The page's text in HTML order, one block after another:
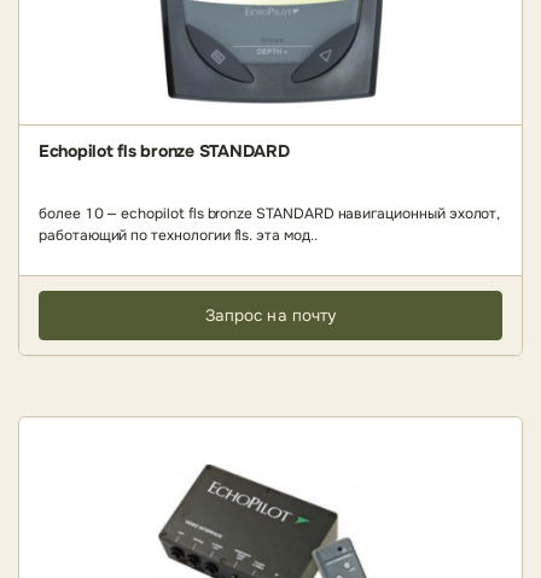
Echopilot fls bronze STANDARD
более 10 — echopilot fls bronze STANDARD навигационный эхолот,
работающий по технологии fls. эта мод..
Запрос на почту